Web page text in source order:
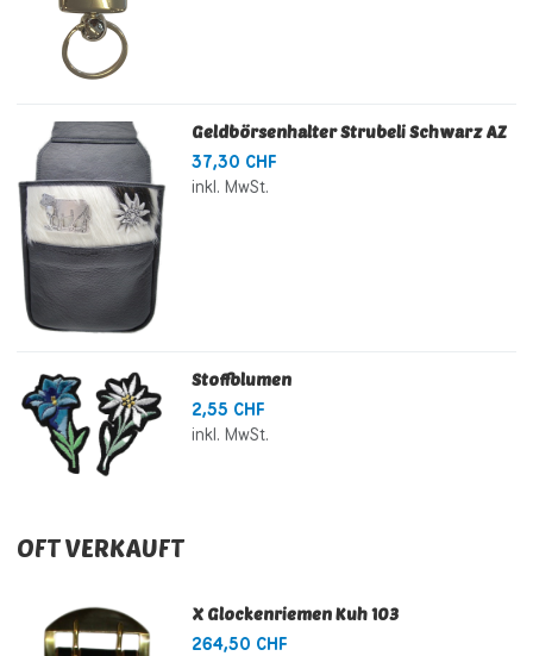
Geldbörsenhalter Strubeli Schwarz AZ
37,30 CHF
inkl. MwSt.
Stoffblumen
2,55 CHF
inkl. MwSt.
OFT VERKAUFT
X Glockenriemen Kuh 103
264,50 CHF